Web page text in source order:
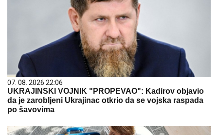
07. 08. 2026 22:06
UKRAJINSKI VOJNIK "PROPEVAO": Kadirov objavio
da je zarobljeni Ukrajinac otkrio da se vojska raspada
po šavovima